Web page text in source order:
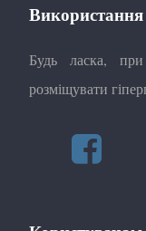
Використання
Будь ласка, при
розміщувати